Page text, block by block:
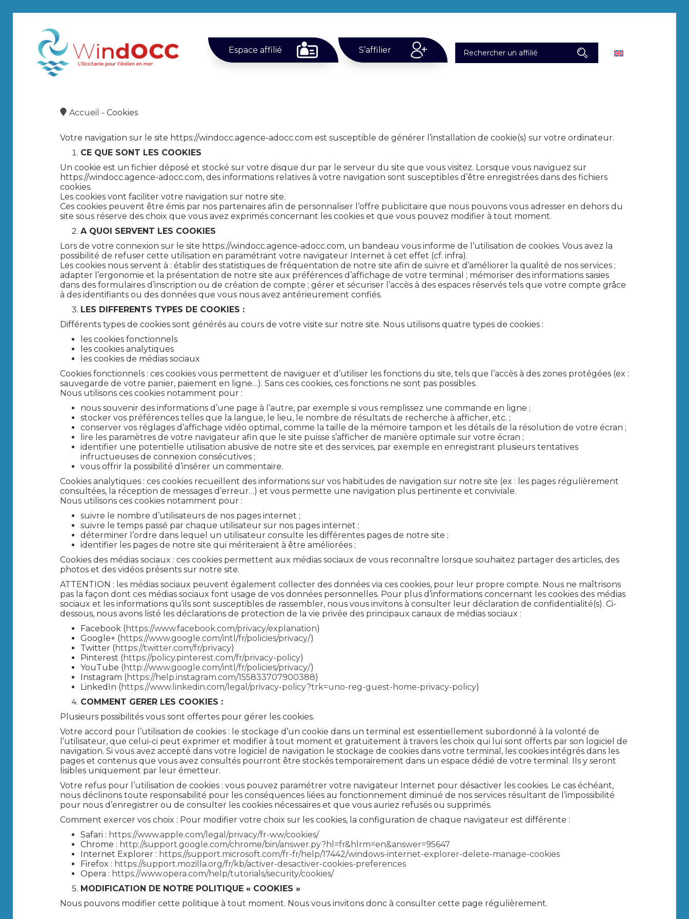
Espace affilié S’affilier
Accueil - Cookies
Votre navigation sur le site https://windocc.agence-adocc.com est susceptible de générer l’installation de cookie(s) sur votre ordinateur.
CE QUE SONT LES COOKIES
Un cookie est un fichier déposé et stocké sur votre disque dur par le serveur du site que vous visitez. Lorsque vous naviguez sur
https://windocc.agence-adocc.com, des informations relatives à votre navigation sont susceptibles d’être enregistrées dans des fichiers
cookies.
Les cookies vont faciliter votre navigation sur notre site.
Ces cookies peuvent être émis par nos partenaires afin de personnaliser l’offre publicitaire que nous pouvons vous adresser en dehors du
site sous réserve des choix que vous avez exprimés concernant les cookies et que vous pouvez modifier à tout moment.
A QUOI SERVENT LES COOKIES
Lors de votre connexion sur le site https://windocc.agence-adocc.com, un bandeau vous informe de l’utilisation de cookies. Vous avez la
possibilité de refuser cette utilisation en paramétrant votre navigateur Internet à cet effet (cf. infra).
Les cookies nous servent à : établir des statistiques de fréquentation de notre site afin de suivre et d’améliorer la qualité de nos services ;
adapter l’ergonomie et la présentation de notre site aux préférences d’affichage de votre terminal ; mémoriser des informations saisies
dans des formulaires d’inscription ou de création de compte ; gérer et sécuriser l’accès à des espaces réservés tels que votre compte grâce
à des identifiants ou des données que vous nous avez antérieurement confiés.
LES DIFFERENTS TYPES DE COOKIES :
Différents types de cookies sont générés au cours de votre visite sur notre site. Nous utilisons quatre types de cookies :
les cookies fonctionnels
les cookies analytiques
les cookies de médias sociaux
Cookies fonctionnels : ces cookies vous permettent de naviguer et d’utiliser les fonctions du site, tels que l’accès à des zones protégées (ex :
sauvegarde de votre panier, paiement en ligne…). Sans ces cookies, ces fonctions ne sont pas possibles.
Nous utilisons ces cookies notamment pour :
nous souvenir des informations d’une page à l’autre, par exemple si vous remplissez une commande en ligne ;
stocker vos préférences telles que la langue, le lieu, le nombre de résultats de recherche à afficher, etc. ;
conserver vos réglages d’affichage vidéo optimal, comme la taille de la mémoire tampon et les détails de la résolution de votre écran ;
lire les paramètres de votre navigateur afin que le site puisse s’afficher de manière optimale sur votre écran ;
identifier une potentielle utilisation abusive de notre site et des services, par exemple en enregistrant plusieurs tentatives
infructueuses de connexion consécutives ;
vous offrir la possibilité d’insérer un commentaire.
Cookies analytiques : ces cookies recueillent des informations sur vos habitudes de navigation sur notre site (ex : les pages régulièrement
consultées, la réception de messages d’erreur…) et vous permette une navigation plus pertinente et conviviale.
Nous utilisons ces cookies notamment pour :
suivre le nombre d’utilisateurs de nos pages internet ;
suivre le temps passé par chaque utilisateur sur nos pages internet ;
déterminer l’ordre dans lequel un utilisateur consulte les différentes pages de notre site ;
identifier les pages de notre site qui mériteraient à être améliorées ;
Cookies des médias sociaux : ces cookies permettent aux médias sociaux de vous reconnaître lorsque souhaitez partager des articles, des
photos et des vidéos présents sur notre site.
ATTENTION : les médias sociaux peuvent également collecter des données via ces cookies, pour leur propre compte. Nous ne maîtrisons
pas la façon dont ces médias sociaux font usage de vos données personnelles. Pour plus d’informations concernant les cookies des médias
sociaux et les informations qu’ils sont susceptibles de rassembler, nous vous invitons à consulter leur déclaration de confidentialité(s). Ci-
dessous, nous avons listé les déclarations de protection de la vie privée des principaux canaux de médias sociaux :
Facebook (https://www.facebook.com/privacy/explanation)
Google+ (https://www.google.com/intl/fr/policies/privacy/)
Twitter (https://twitter.com/fr/privacy)
Pinterest (https://policy.pinterest.com/fr/privacy-policy)
YouTube (http://www.google.com/intl/fr/policies/privacy/)
Instagram (https://help.instagram.com/155833707900388)
LinkedIn (https://www.linkedin.com/legal/privacy-policy?trk=uno-reg-guest-home-privacy-policy)
COMMENT GERER LES COOKIES :
Plusieurs possibilités vous sont offertes pour gérer les cookies.
Votre accord pour l’utilisation de cookies : le stockage d’un cookie dans un terminal est essentiellement subordonné à la volonté de
l’utilisateur, que celui-ci peut exprimer et modifier à tout moment et gratuitement à travers les choix qui lui sont offerts par son logiciel de
navigation. Si vous avez accepté dans votre logiciel de navigation le stockage de cookies dans votre terminal, les cookies intégrés dans les
pages et contenus que vous avez consultés pourront être stockés temporairement dans un espace dédié de votre terminal. Ils y seront
lisibles uniquement par leur émetteur.
Votre refus pour l’utilisation de cookies : vous pouvez paramétrer votre navigateur Internet pour désactiver les cookies. Le cas échéant,
nous déclinons toute responsabilité pour les conséquences liées au fonctionnement diminué de nos services résultant de l’impossibilité
pour nous d’enregistrer ou de consulter les cookies nécessaires et que vous auriez refusés ou supprimés.
Comment exercer vos choix : Pour modifier votre choix sur les cookies, la configuration de chaque navigateur est différente :
Safari : https://www.apple.com/legal/privacy/fr-ww/cookies/
Chrome : http://support.google.com/chrome/bin/answer.py?hl=fr&hlrm=en&answer=95647
Internet Explorer : https://support.microsoft.com/fr-fr/help/17442/windows-internet-explorer-delete-manage-cookies
Firefox : https://support.mozilla.org/fr/kb/activer-desactiver-cookies-preferences
Opera : https://www.opera.com/help/tutorials/security/cookies/
MODIFICATION DE NOTRE POLITIQUE « COOKIES »
Nous pouvons modifier cette politique à tout moment. Nous vous invitons donc à consulter cette page régulièrement.